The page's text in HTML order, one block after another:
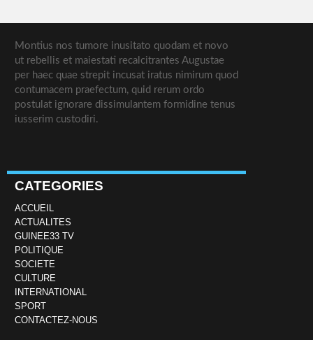
Montius nos tumore inusitato quodam et novo
ut rebellis et maiestati recalcitrantes Augustae
per haec quae strepit incusat iratus nimirum quod
contumacem praefectum, quid rerum ordo
postulat ignorare dissimulantem formidine tenus
iusserim custodiri.
CATEGORIES
ACCUEIL
ACTUALITES
GUINEE33 TV
POLITIQUE
SOCIETE
CULTURE
INTERNATIONAL
SPORT
CONTACTEZ-NOUS